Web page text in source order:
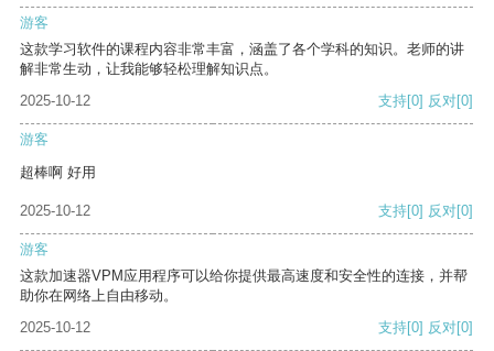
游客
这款学习软件的课程内容非常丰富，涵盖了各个学科的知识。老师的讲
解非常生动，让我能够轻松理解知识点。
2025-10-12
支持[0] 反对[0]
游客
超棒啊 好用
2025-10-12 支持[0] 反对[0]
游客
这款加速器VPM应用程序可以给你提供最高速度和安全性的连接，并帮
助你在网络上自由移动。
2025-10-12
支持[0] 反对[0]